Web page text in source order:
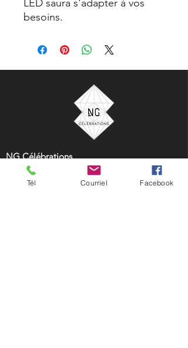
LED saura s'adapter à vos
besoins.
NG Célébrations
33 rue Saint-Charles Borromée Nord
Joliette, Québec, Canada
Tél Courriel Facebook